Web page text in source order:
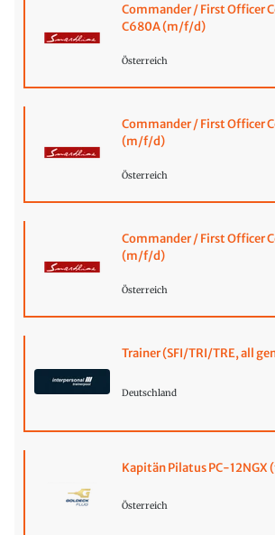
Commander / First Officer
C680A (m/f/d)
Österreich
Commander / First Officer
(m/f/d)
Österreich
Commander / First Officer
(m/f/d)
Österreich
Trainer (SFI/TRI/TRE, all
Deutschland
Kapitän Pilatus PC-
Österreich